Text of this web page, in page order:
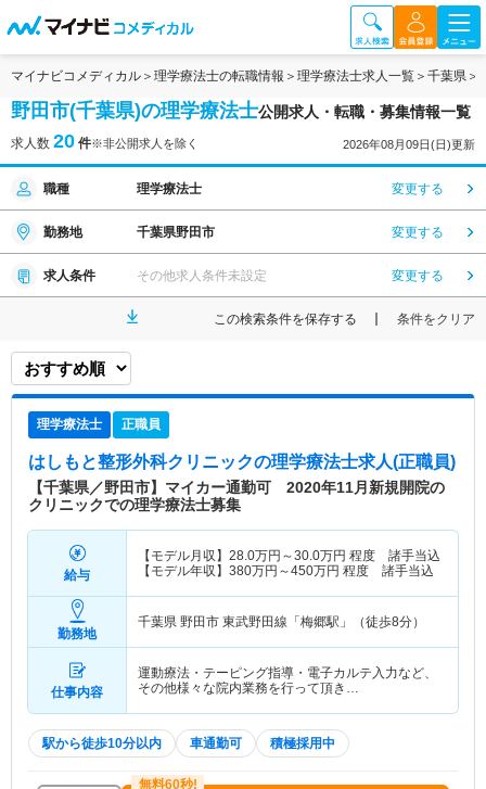
マイナビコメディカル 理学療法士の転職情報 理学療法士求人一覧 千葉県
野田市(千葉県)の理学療法士公開求人・転職・募集情報一覧
求人数 20 件※非公開求人を除く 2026年08月09日(日)更新
職種 理学療法士 変更する
勤務地 千葉県野田市 変更する
求人条件 その他求人条件未設定 変更する
この検索条件を保存する 条件をクリア
理学療法士 正職員
はしもと整形外科クリニックの理学療法士求人(正職員)
【千葉県／野田市】マイカー通勤可 2020年11月新規開院の
クリニックでの理学療法士募集
給与
【モデル月収】 28.0万円～30.0万円 程度 諸手当込
【モデル年収】 380万円～450万円 程度 諸手当込
勤務地
千葉県 野田市 東武野田線「梅郷駅」（徒歩8分）
仕事内容
運動療法・テーピング指導・電子カルテ入力など、
その他様々な院内業務を行って頂き…
駅から徒歩10分以内 車通勤可 積極採用中